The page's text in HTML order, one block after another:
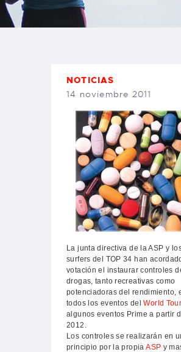
TIENDA FAMILY SURFERS
WEBCAM SALINAS
NOTICIAS
14 noviembre 2011
La junta directiva de la ASP y
surfers del TOP 34 han
votación el instaurar controles
drogas, tanto recreativas como
potenciadoras del rendimiento,
todos los eventos delWorld Tour
algunos eventos Prime a partir
2012.
Los controles se realizarán en
principio por la propiaASP y